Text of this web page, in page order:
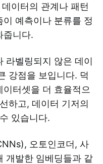
이터의 관계나 패턴
예측이나 분류를 정
줍니다.
라벨링되지 않은 데이
강점을 보입니다. 덕
터셋을 더 효율적으
하고, 데이터 기저의
있습니다.
오토인코더, 사
개발한 임베딩들과 같